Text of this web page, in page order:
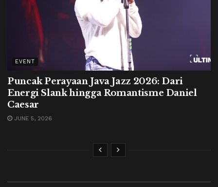
EVENT
Puncak Perayaan Java Jazz 2026: Dari
Energi Slank hingga Romantisme Daniel
Caesar
JUNE 5, 2026